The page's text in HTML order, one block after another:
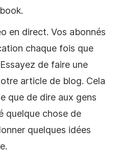
.
en direct. Vos abonnés
chaque fois que
de faire une
article de blog. Cela
que de dire aux gens
quelque chose de
quelques idées